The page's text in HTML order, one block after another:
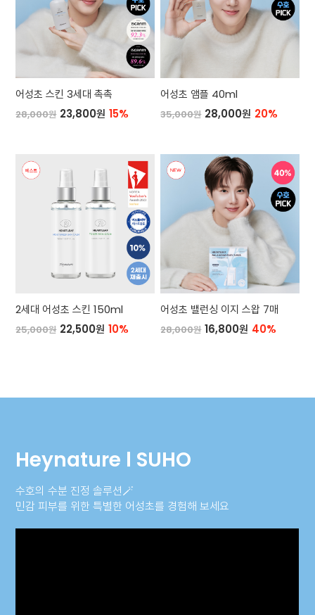
어성초 스킨 3세대 촉촉
28,000원 23,800원 15%
어성초 앰플 40ml
35,000원 28,000원 20%
2세대 어성초 스킨 150ml
25,000원 22,500원 10%
어성초 밸런싱 이지 스왑 7매
28,000원 16,800원 40%
Heynature l SUHO
수호의 수분 진정 솔루션🪄
민감 피부를 위한 특별한 어성초를 경험해 보세요